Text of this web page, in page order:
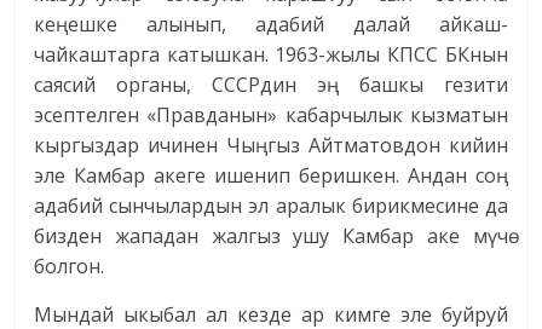
кеңешке алынып, адабий далай айкаш-
чайкаштарга катышкан. 1963-жылы КПСС БКнын
саясий органы, СССРдин эң башкы гезити
эсептелген «Правданын» кабарчылык кызматын
кыргыздар ичинен Чыңгыз Айтматовдон кийин
эле Камбар акеге ишенип беришкен. Андан соң
адабий сынчылардын эл аралык бирикмесине да
бизден жападан жалгыз ушу Камбар аке мүчө
болгон.
Мындай ыкыбал ал кезде ар кимге эле буйруй